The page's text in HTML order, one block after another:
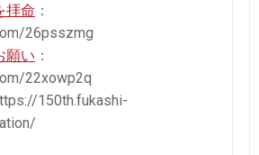
拝命 ：
26psszmg
願い ：
22xowp2q
150th.fukashi-